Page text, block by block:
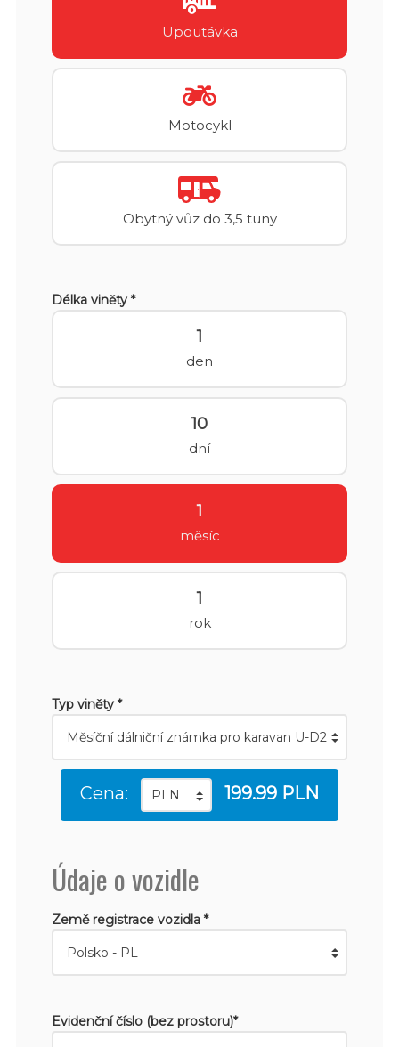
Upoutávka
Motocykl
Obytný vůz do 3,5 tuny
Délka viněty *
1
den
10
dní
1
měsíc
1
rok
Typ viněty *
Cena: 199.99 PLN
Údaje o vozidle
Země registrace vozidla *
Evidenční číslo (bez prostoru)*